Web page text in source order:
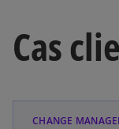
Cas
CHANGE